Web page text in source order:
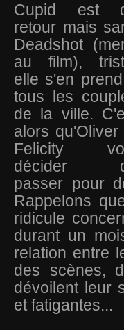
Cupid est
retour mais
Deadshot
au film),
elle s'en
tous les
de la ville.
alors qu'Oliver
Felicity
décider
passer pour
Rappelons
ridicule
durant un
relation entre
des scènes,
dévoilent leur
et fatigantes...